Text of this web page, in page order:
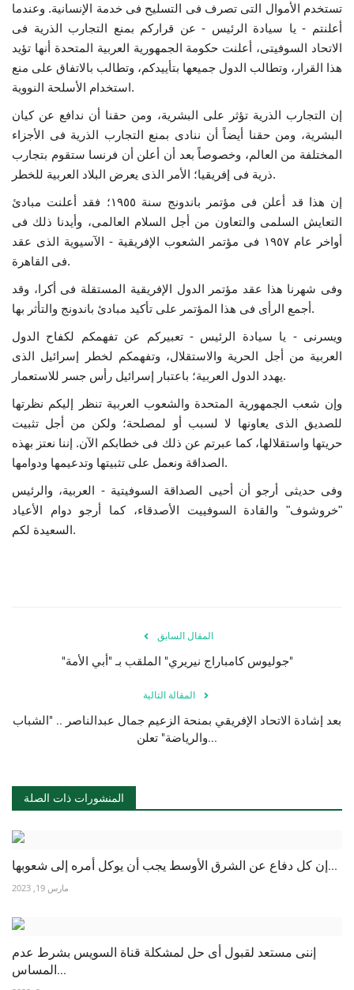
تستخدم الأموال التى تصرف فى التسليح فى خدمة الإنسانية. وعندما
أعلنتم - يا سيادة الرئيس - عن قراركم بمنع التجارب الذرية فى
الاتحاد السوفيتى، أعلنت حكومة الجمهورية العربية المتحدة أنها تؤيد
هذا القرار، وتطالب الدول جميعها بتأييدكم، وتطالب بالاتفاق على منع
استخدام الأسلحة النووية.
إن التجارب الذرية تؤثر على البشرية، ومن حقنا أن ندافع عن كيان
البشرية، ومن حقنا أيضاً أن ننادى بمنع التجارب الذرية فى الأجزاء
المختلفة من العالم، وخصوصاً بعد أن أعلن أن فرنسا ستقوم بتجارب
ذرية فى إفريقيا؛ الأمر الذى يعرض البلاد العربية للخطر.
إن هذا قد أعلن فى مؤتمر باندونج سنة ١٩٥٥؛ فقد أعلنت مبادئ
التعايش السلمى والتعاون من أجل السلام العالمى، وأيدنا ذلك فى
أواخر عام ١٩٥٧ فى مؤتمر الشعوب الإفريقية - الآسيوية الذى عقد
فى القاهرة.
وفى شهرنا هذا عقد مؤتمر الدول الإفريقية المستقلة فى أكرا، وقد
أجمع الرأى فى هذا المؤتمر على تأكيد مبادئ باندونج والتأثر بها.
ويسرنى - يا سيادة الرئيس - تعبيركم عن تفهمكم لكفاح الدول
العربية من أجل الحرية والاستقلال، وتفهمكم لخطر إسرائيل الذى
يهدد الدول العربية؛ باعتبار إسرائيل رأس جسر للاستعمار.
وإن شعب الجمهورية المتحدة والشعوب العربية تنظر إليكم نظرتها
للصديق الذى يعاونها لا لسبب أو لمصلحة؛ ولكن من أجل تثبيت
حريتها واستقلالها، كما عبرتم عن ذلك فى خطابكم الآن. إننا نعتز بهذه
الصداقة ونعمل على تثبيتها وتدعيمها ودوامها.
وفى حديثى أرجو أن أحيى الصداقة السوفيتية - العربية، والرئيس
"خروشوف" والقادة السوفييت الأصدقاء، كما أرجو دوام الأعياد
السعيدة لكم.
المقال السابق
"جوليوس كامباراج نيريري" الملقب بـ "أبي الأمة"
المقالة التالية
بعد إشادة الاتحاد الإفريقي بمنحة الزعيم جمال عبدالناصر .. "الشباب
والرياضة" تعلن...
المنشورات ذات الصلة
إن كل دفاع عن الشرق الأوسط يجب أن يوكل أمره إلى شعوبها...
مارس 19, 2023
إننى مستعد لقبول أى حل لمشكلة قناة السويس بشرط عدم
المساس...